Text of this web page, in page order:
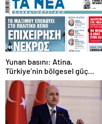
Yunan basını: Atina,
Türkiye’nin bölgesel güç
olmasını durduramadı